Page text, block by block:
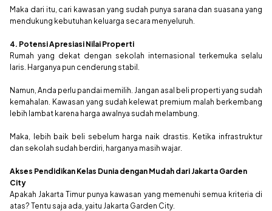
Maka dari itu, cari kawasan yang sudah punya sarana dan suasana yang
mendukung kebutuhan keluarga secara menyeluruh.
4. Potensi Apresiasi Nilai Properti
Rumah yang dekat dengan sekolah internasional terkemuka selalu
laris. Harganya pun cenderung stabil.
Namun, Anda perlu pandai memilih. Jangan asal beli properti yang sudah
kemahalan. Kawasan yang sudah kelewat premium malah berkembang
lebih lambat karena harga awalnya sudah melambung.
Maka, lebih baik beli sebelum harga naik drastis. Ketika infrastruktur
dan sekolah sudah berdiri, harganya masih wajar.
Akses Pendidikan Kelas Dunia dengan Mudah dari Jakarta Garden
City
Apakah Jakarta Timur punya kawasan yang memenuhi semua kriteria di
atas? Tentu saja ada, yaitu Jakarta Garden City.